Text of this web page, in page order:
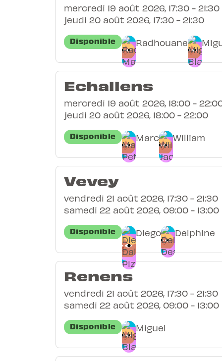
mercredi 19 août 2026, 17:30 - 21:30
jeudi 20 août 2026, 17:30 - 21:30
Disponible Radhouane
Echallens
mercredi 19 août 2026, 18:00 -
jeudi 20 août 2026, 18:00 - 22:00
Disponible Marc William
Vevey
vendredi 21 août 2026, 17:30 - 21:30
samedi 22 août 2026, 09:00 - 13:00
Disponible Diego Delphine
Renens
vendredi 21 août 2026, 17:30 - 21:30
samedi 22 août 2026, 09:00 - 13:00
Disponible Miguel